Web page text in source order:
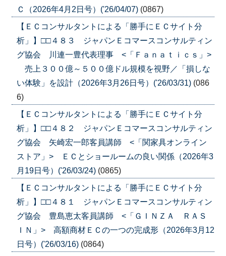
Ｃ（2026年4月2日号）('26/04/07) (0867)
【ＥＣコンサルタントによる「勝手にＥＣサイト分
析」】□□４８３ ジャパンＥコマースコンサルティン
グ協会 川連一豊代表理事 <「Ｆａｎａｔｉｃｓ」>
売上３００億～５００億ドル規模を視野／「損しな
い体験」を設計（2026年3月26日号）('26/03/31) (086
6)
【ＥＣコンサルタントによる「勝手にＥＣサイト分
析」】□□４８２ ジャパンＥコマースコンサルティン
グ協会 矢崎宏一郎客員講師 <「関家具オンライン
ストア」> ＥＣとショールームの良い関係（2026年3
月19日号）('26/03/24) (0865)
【ＥＣコンサルタントによる「勝手にＥＣサイト分
析」】□□４８１ ジャパンＥコマースコンサルティン
グ協会 豊島恵太客員講師 <「ＧＩＮＺＡ ＲＡＳ
ＩＮ」> 高額商材ＥＣの一つの完成形（2026年3月12
日号）('26/03/16) (0864)